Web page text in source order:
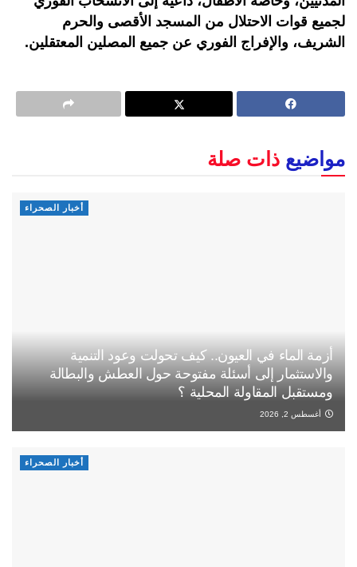
لجميع قوات الاحتلال من المسجد الأقصى والحرم
الشريف، والإفراج الفوري عن جميع المصلين المعتقلين.
مواضيع ذات صلة
أخبار الصحراء
أزمة الماء في العيون.. كيف تحولت وعود التنمية
والاستثمار إلى أسئلة مفتوحة حول العطش والبطالة
ومستقبل المقاولة المحلية ؟
أغسطس 2, 2026
أخبار الصحراء